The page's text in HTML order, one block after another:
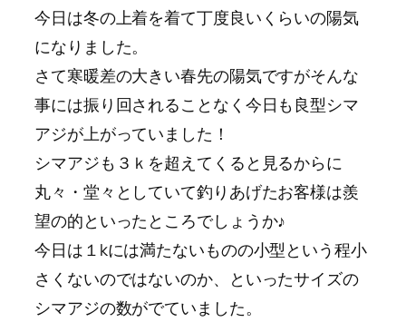
今日は冬の上着を着て丁度良いくらいの陽気
になりました。
さて寒暖差の大きい春先の陽気ですがそんな
事には振り回されることなく今日も良型シマ
アジが上がっていました！
シマアジも３ｋを超えてくると見るからに
丸々・堂々としていて釣りあげたお客様は羨
望の的といったところでしょうか♪
今日は１kには満たないものの小型という程小
さくないのではないのか、といったサイズの
シマアジの数がでていました。